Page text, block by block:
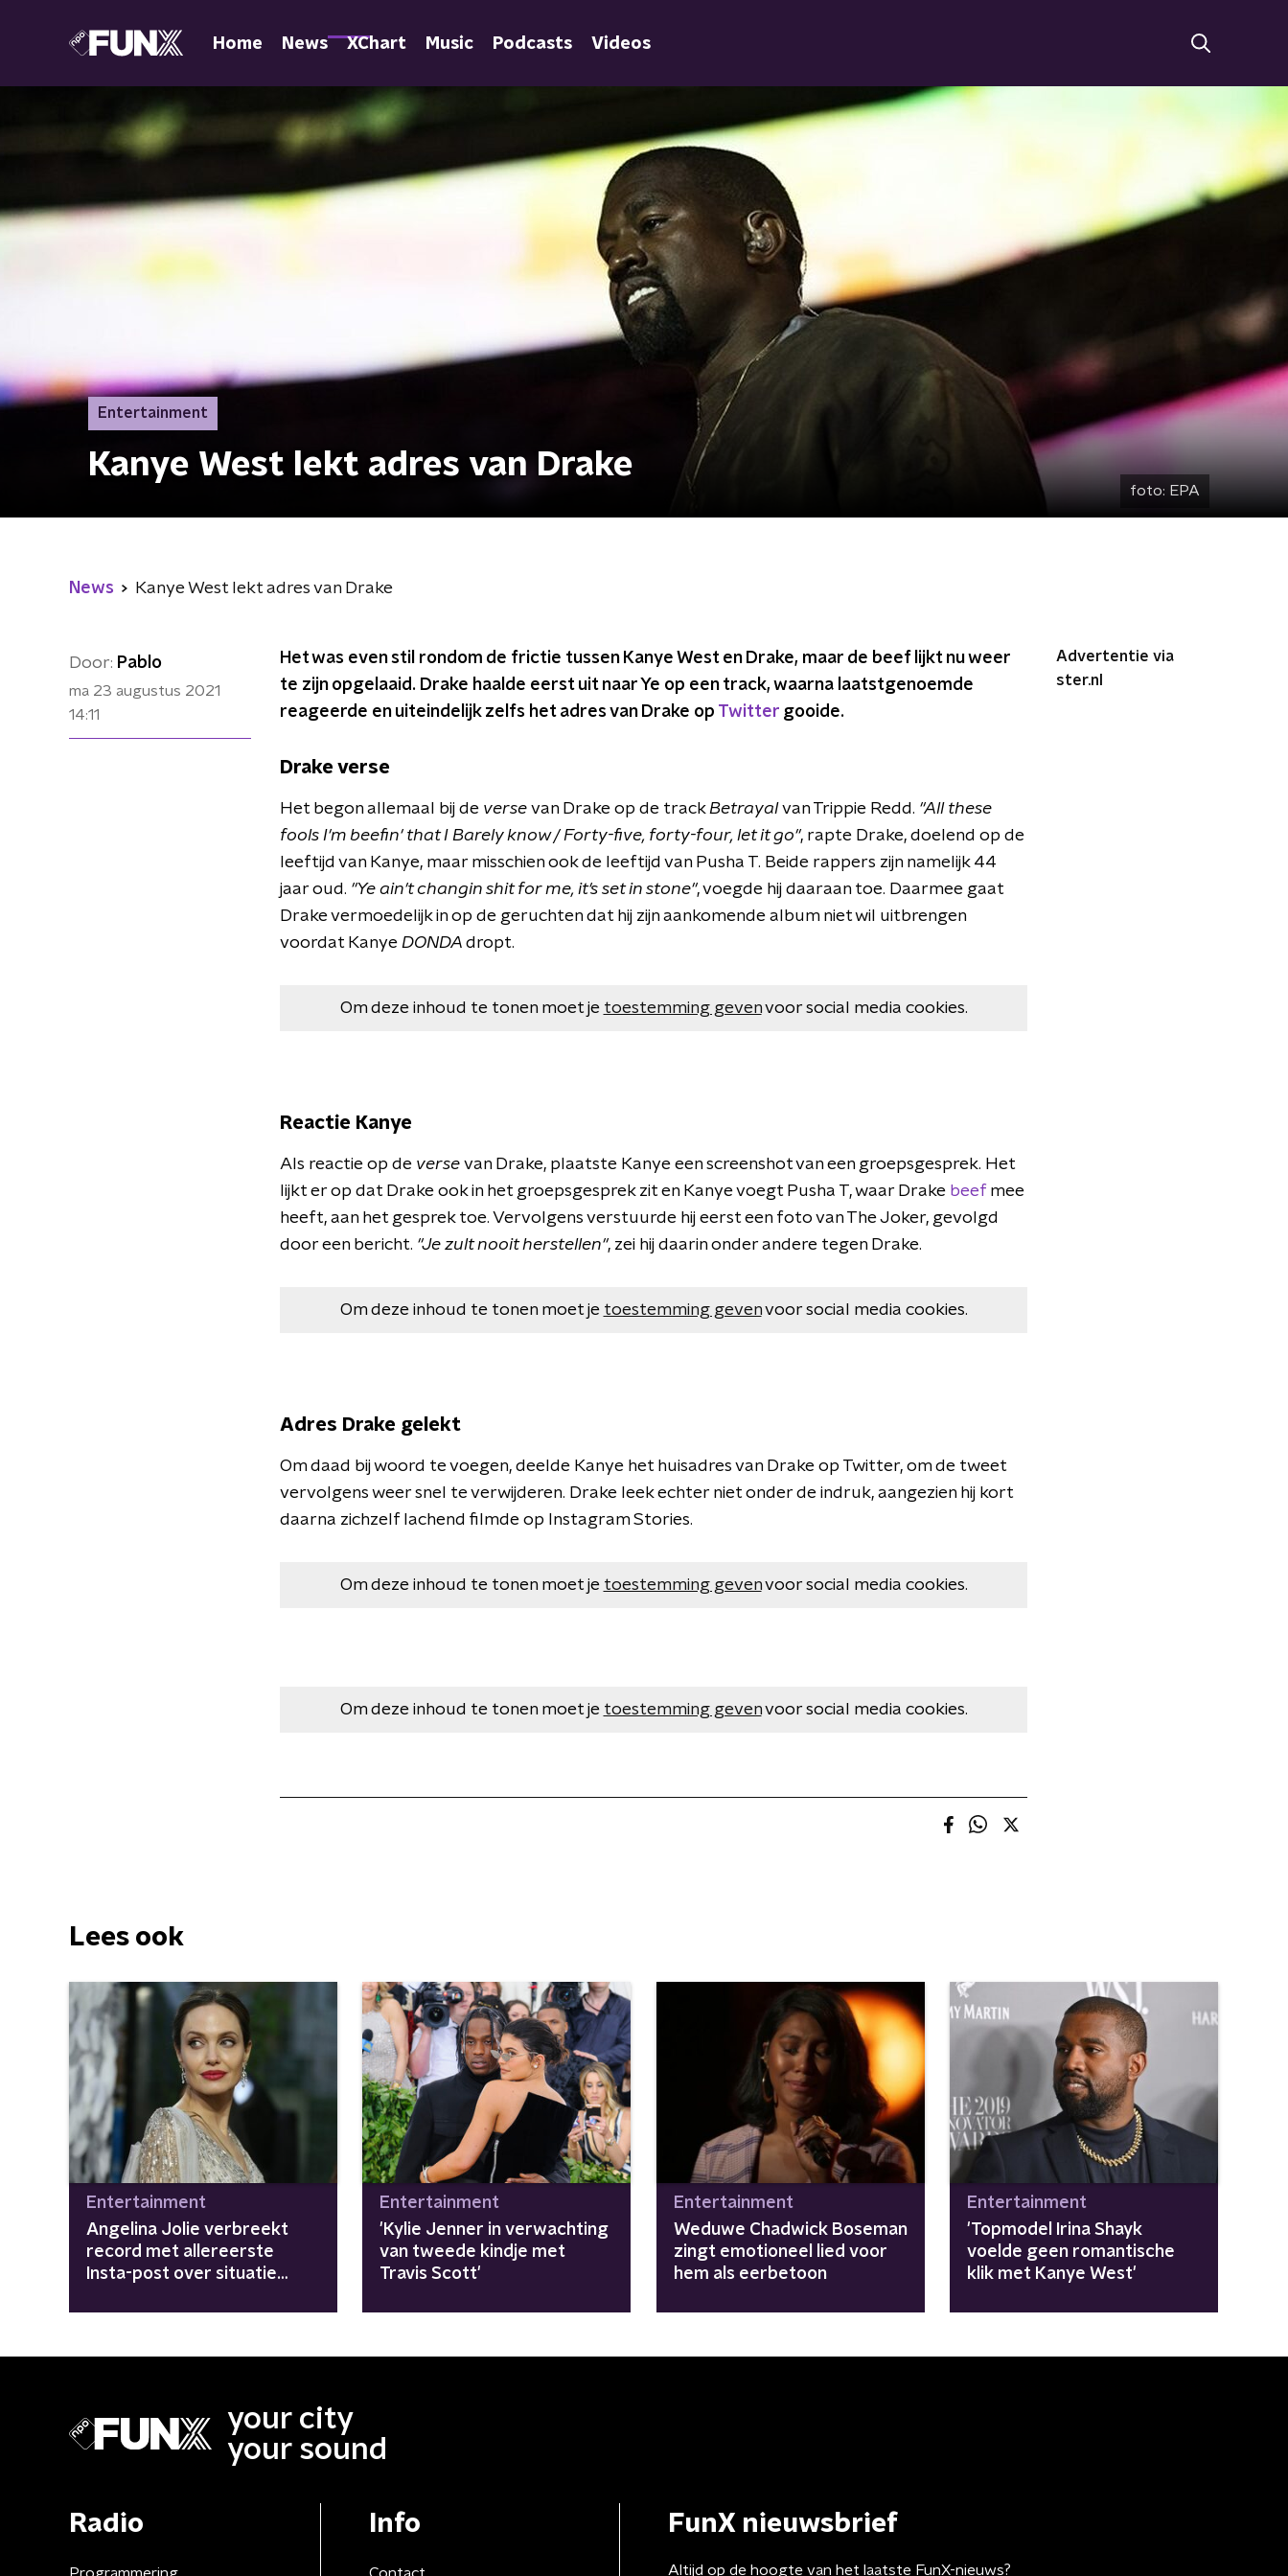
Home News XChart Music Podcasts Videos
Entertainment
Kanye West lekt adres van Drake
foto: EPA
News Kanye West lekt adres van Drake
Door: Pablo
ma 23 augustus 2021
14:11
Het was even stil rondom de frictie tussen Kanye West en Drake, maar de beef lijkt nu weer
te zijn opgelaaid. Drake haalde eerst uit naar Ye op een track, waarna laatstgenoemde
reageerde en uiteindelijk zelfs het adres van Drake op Twitter gooide.
Drake verse
Het begon allemaal bij de verse van Drake op de trackBetrayalvan Trippie Redd. "All these
fools I'm beefin' that I Barely know / Forty-five, forty-four, let it go", rapte Drake, doelend op de
leeftijd van Kanye, maar misschien ook de leeftijd van Pusha T. Beide rappers zijn namelijk 44
jaar oud. "Ye ain't changin shit for me, it's set in stone", voegde hij daaraan toe. Daarmee gaat
Drake vermoedelijk in op de geruchten dat hij zijn aankomende album niet wil uitbrengen
voordat Kanye DONDA dropt.
Om deze inhoud te tonen moet je toestemming gevenvoor social media cookies.
Reactie Kanye
Als reactie op de verse van Drake, plaatste Kanye een screenshot van een groepsgesprek. Het
lijkt er op dat Drake ook in het groepsgesprek zit en Kanye voegt Pusha T, waar Drake beef mee
heeft, aan het gesprek toe. Vervolgens verstuurde hij eerst een foto van The Joker, gevolgd
door een bericht. "Je zult nooit herstellen", zei hij daarin onder andere tegen Drake.
Om deze inhoud te tonen moet je toestemming gevenvoor social media cookies.
Adres Drake gelekt
Om daad bij woord te voegen, deelde Kanye het huisadres van Drake op Twitter, om de tweet
vervolgens weer snel te verwijderen. Drake leek echter niet onder de indruk, aangezien hij kort
daarna zichzelf lachend filmde op Instagram Stories.
Om deze inhoud te tonen moet je toestemming gevenvoor social media cookies.
Om deze inhoud te tonen moet je toestemming gevenvoor social media cookies.
Advertentie via
ster.nl
Lees ook
Entertainment
Angelina Jolie verbreekt
record met allereerste
Insta-post over situatie
Entertainment
'Kylie Jenner in verwachting
van tweede kindje met
Travis Scott'
Entertainment
Weduwe Chadwick Boseman
zingt emotioneel lied voor
hem als eerbetoon
Entertainment
'Topmodel Irina Shayk
voelde geen romantische
klik met Kanye West'
your city
your sound
Radio
Programmering
Info
Contact
FunX nieuwsbrief
Altijd op de hoogte van het laatste FunX-nieuws?